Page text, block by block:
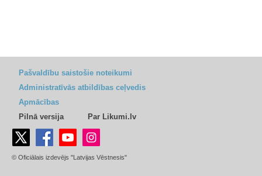
Pašvaldību saistošie noteikumi
Administratīvās atbildības ceļvedis
Apmācības
Pilnā versija
Par Likumi.lv
© Oficiālais izdevējs "Latvijas Vēstnesis"